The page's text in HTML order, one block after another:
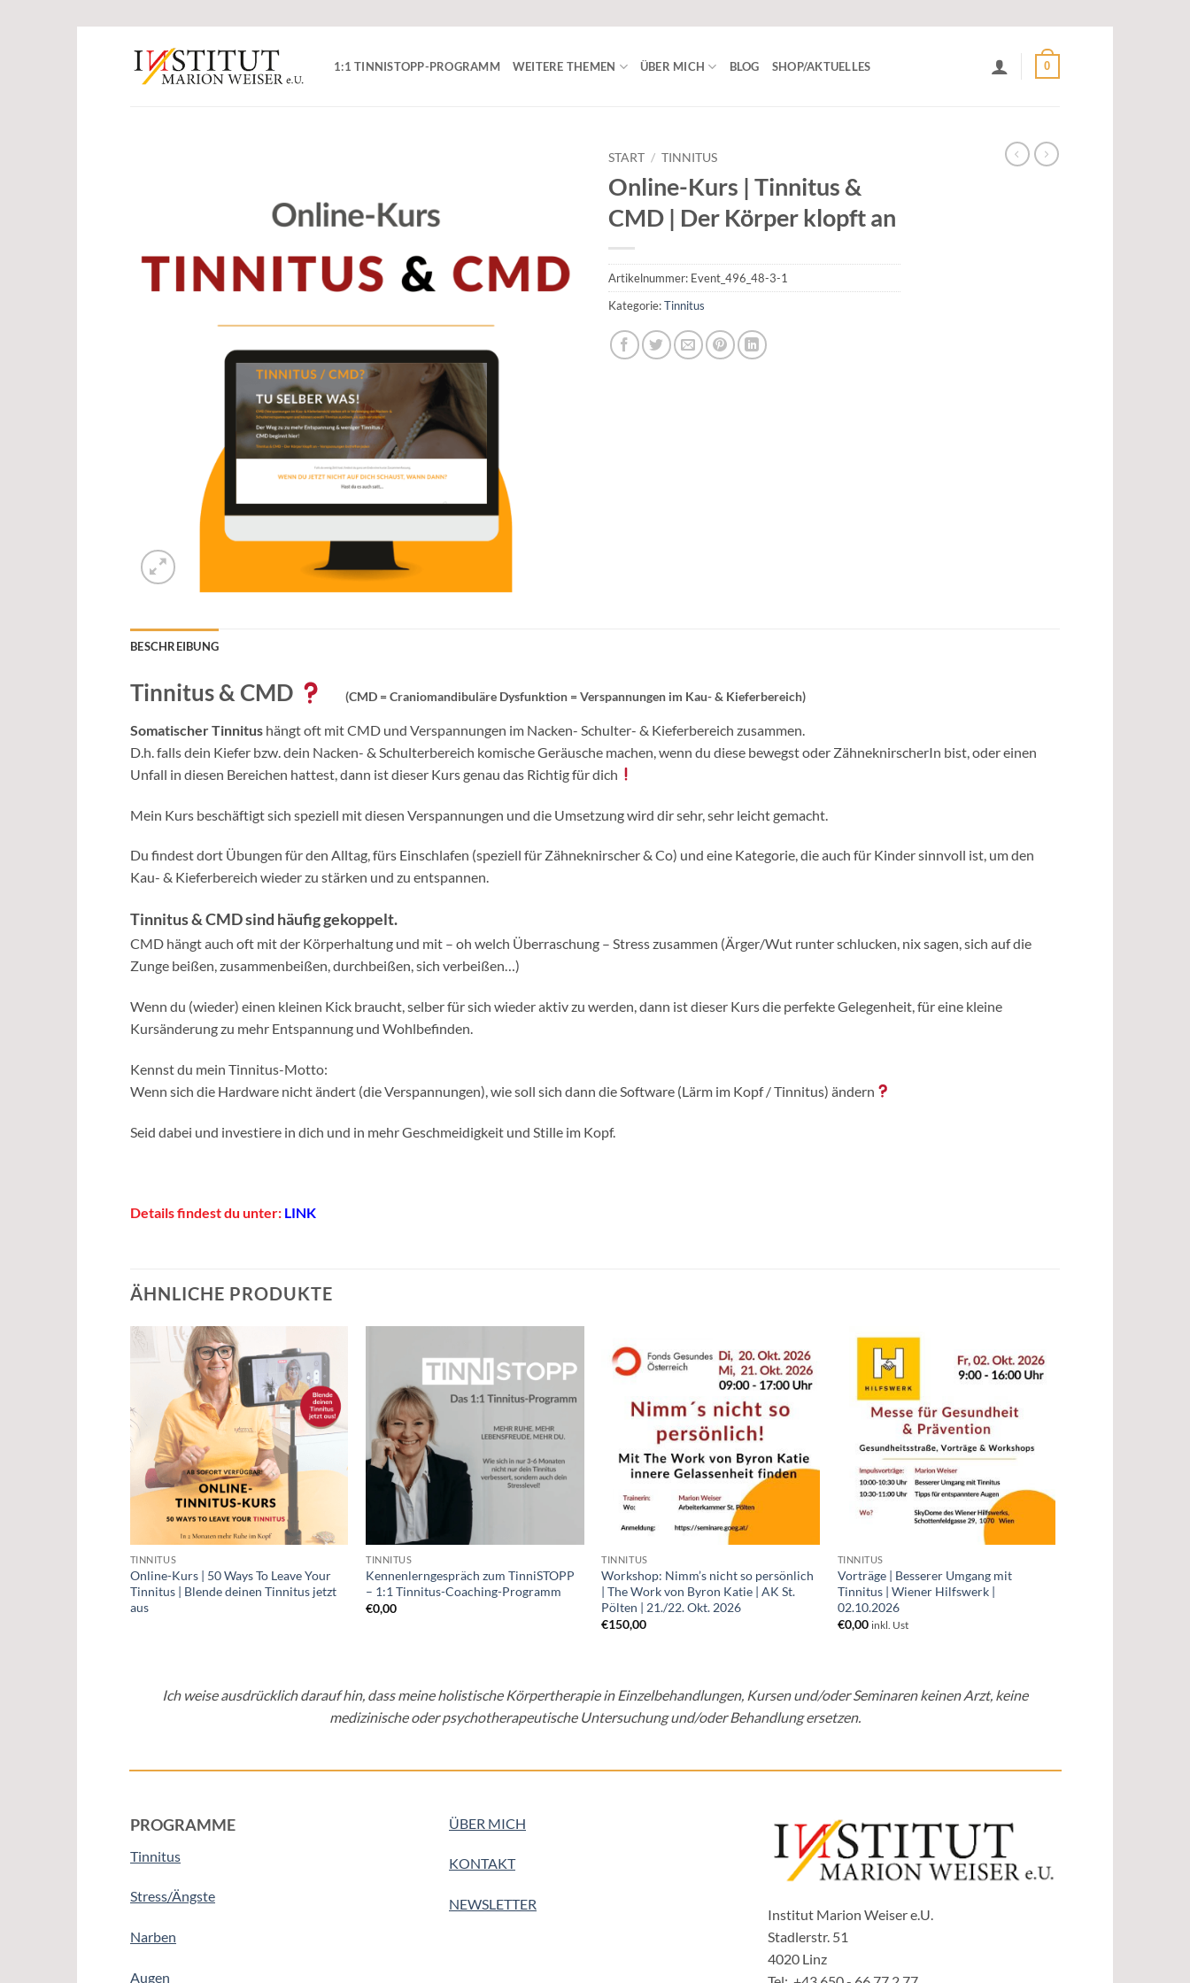
1:1 TINNISTOPP-PROGRAMM WEITERE THEMEN ÜBER MICH BLOG SHOP/AKTUELLES 0
START / TINNITUS
Online-Kurs | Tinnitus &
CMD | Der Körper klopft an
Artikelnummer: Event_496_48-3-1
Kategorie:Tinnitus
BESCHREIBUNG
Tinnitus & CMD (CMD = Craniomandibuläre Dysfunktion = Verspannungen im Kau- & Kieferbereich)
Somatischer Tinnitus hängt oft mit CMD und Verspannungen im Nacken- Schulter- & Kieferbereich zusammen.
D.h. falls dein Kiefer bzw. dein Nacken- & Schulterbereich komische Geräusche machen, wenn du diese bewegst oder ZähneknirscherIn bist, oder einen
Unfall in diesen Bereichen hattest, dann ist dieser Kurs genau das Richtig für dich
Mein Kurs beschäftigt sich speziell mit diesen Verspannungen und die Umsetzung wird dir sehr, sehr leicht gemacht.
Du findest dort Übungen für den Alltag, fürs Einschlafen (speziell für Zähneknirscher & Co) und eine Kategorie, die auch für Kinder sinnvoll ist, um den
Kau- & Kieferbereich wieder zu stärken und zu entspannen.
Tinnitus & CMD sind häufig gekoppelt.
CMD hängt auch oft mit der Körperhaltung und mit – oh welch Überraschung – Stress zusammen (Ärger/Wut runter schlucken, nix sagen, sich auf die
Zunge beißen, zusammenbeißen, durchbeißen, sich verbeißen…)
Wenn du (wieder) einen kleinen Kick braucht, selber für sich wieder aktiv zu werden, dann ist dieser Kurs die perfekte Gelegenheit, für eine kleine
Kursänderung zu mehr Entspannung und Wohlbefinden.
Kennst du mein Tinnitus-Motto:
Wenn sich die Hardware nicht ändert (die Verspannungen), wie soll sich dann die Software (Lärm im Kopf / Tinnitus) ändern
Seid dabei und investiere in dich und in mehr Geschmeidigkeit und Stille im Kopf.
Details findest du unter: LINK
ÄHNLICHE PRODUKTE
TINNITUS
Online-Kurs | 50 Ways To Leave Your
Tinnitus | Blende deinen Tinnitus jetzt
aus
TINNITUS
Kennenlerngespräch zum TinniSTOPP
– 1:1 Tinnitus-Coaching-Programm
€0,00
TINNITUS
Workshop: Nimm’s nicht so persönlich
| The Work von Byron Katie | AK St.
Pölten | 21./22. Okt. 2026
€150,00
TINNITUS
Vorträge | Besserer Umgang mit
Tinnitus | Wiener Hilfswerk |
02.10.2026
€0,00 inkl. Ust
Ich weise ausdrücklich darauf hin, dass meine holistische Körpertherapie in Einzelbehandlungen, Kursen und/oder Seminaren keinen Arzt, keine
medizinische oder psychotherapeutische Untersuchung und/oder Behandlung ersetzen.
PROGRAMME
Tinnitus
Stress/Ängste
Narben
Augen
ÜBER MICH
KONTAKT
NEWSLETTER
Institut Marion Weiser e.U.
Stadlerstr. 51
4020 Linz